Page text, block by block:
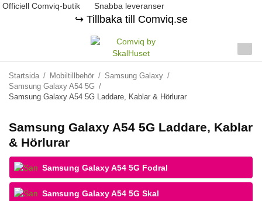
Officiell Comviq-butik Snabba leveranser
↪️ Tillbaka till Comviq.se
Startsida / Mobiltillbehör / Samsung Galaxy /
Samsung Galaxy A54 5G /
Samsung Galaxy A54 5G Laddare, Kablar & Hörlurar
Samsung Galaxy A54 5G Laddare, Kablar
& Hörlurar
Samsung Galaxy A54 5G Fodral
Samsung Galaxy A54 5G Skal